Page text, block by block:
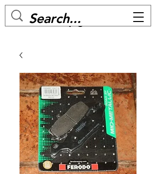
MC BIKE Perpignan